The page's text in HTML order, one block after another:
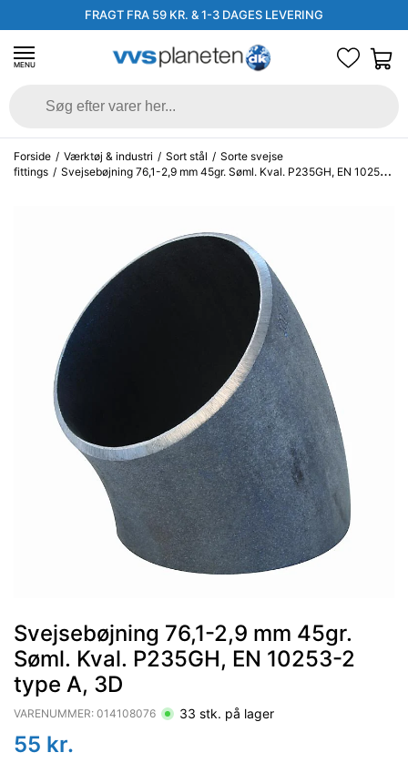
FRAGT FRA 59 KR. & 1-3 DAGES LEVERING
MENU
Forside / Værktøj & industri / Sort stål / Sorte svejse
fittings / Svejsebøjning 76,1-2,9 mm 45gr. Søml. Kval. P235GH, EN 10253-
Svejsebøjning 76,1-2,9 mm 45gr.
Søml. Kval. P235GH, EN 10253-2
type A, 3D
VARENUMMER: 014108076 33 stk. på lager
55 kr.